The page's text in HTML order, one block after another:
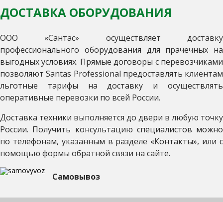
ДОСТАВКА ОБОРУДОВАНИЯ
ООО «Сантас» осуществляет доставку
профессионального оборудования для прачечных на
выгодных условиях. Прямые договоры с перевозчиками
позволяют Santas Professional предоставлять клиентам
льготные тарифы на доставку и осуществлять
оперативные перевозки по всей России.
Доставка техники выполняется до двери в любую точку
России. Получить консультацию специалистов можно
по телефонам, указанным в разделе «Контакты», или с
помощью формы обратной связи на сайте.
Самовывоз